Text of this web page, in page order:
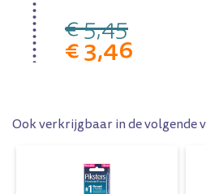
€ 5,45
€ 3,46
Ook verkrijgbaar in de volgende